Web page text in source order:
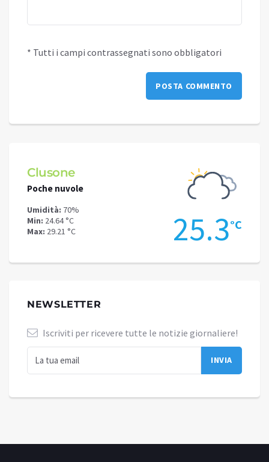
* Tutti i campi contrassegnati sono obbligatori
Clusone
Poche nuvole
Umidità: 70%
Min: 24.64 °C
Max: 29.21 °C 25.3°C
NEWSLETTER
Iscriviti per ricevere tutte le notizie giornaliere!